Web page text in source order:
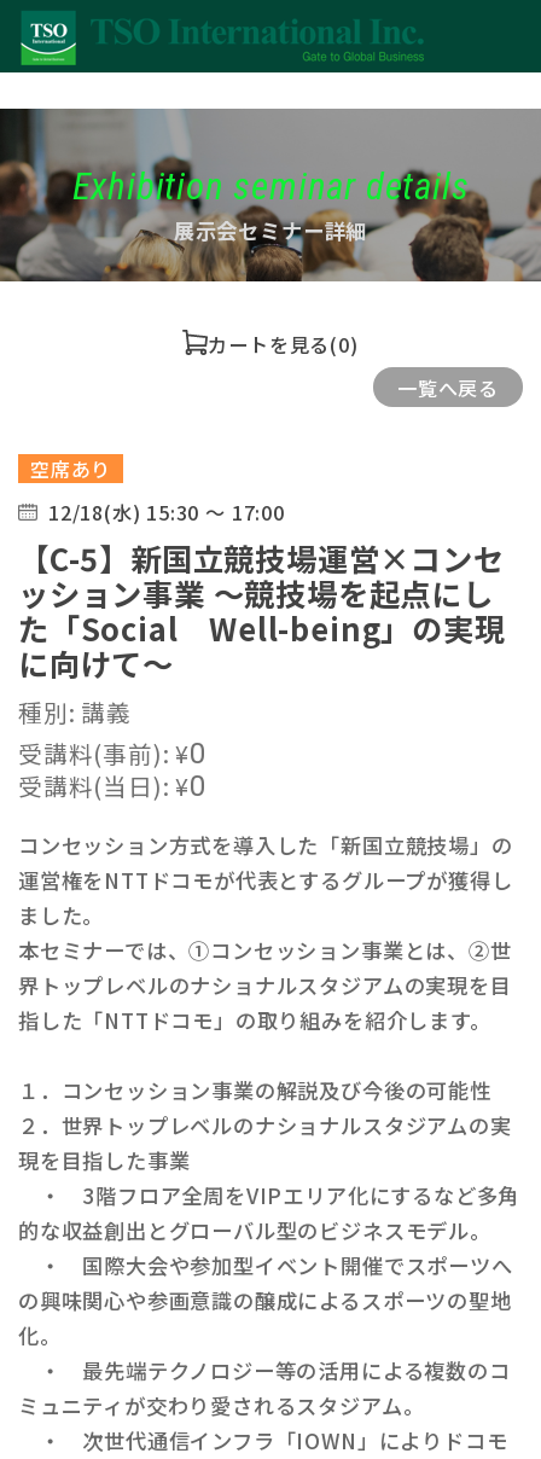
Exhibition seminar details
展示会セミナー詳細
カートを見る(0)
一覧へ戻る
空席あり
12/18(水) 15:30 ～ 17:00
【C-5】新国立競技場運営×コンセ
ッション事業 ～競技場を起点にし
た「Social Well-being」の実現
に向けて～
種別: 講義
受講料(事前):¥0
受講料(当日):¥0
コンセッション方式を導入した「新国立競技場」の
運営権をNTTドコモが代表とするグループが獲得し
ました。
本セミナーでは、①コンセッション事業とは、②世
界トップレベルのナショナルスタジアムの実現を目
指した「NTTドコモ」の取り組みを紹介します。
１．コンセッション事業の解説及び今後の可能性
２．世界トップレベルのナショナルスタジアムの実
現を目指した事業
・ 3階フロア全周をVIPエリア化にするなど多角
的な収益創出とグローバル型のビジネスモデル。
・ 国際大会や参加型イベント開催でスポーツへ
の興味関心や参画意識の醸成によるスポーツの聖地
化。
・ 最先端テクノロジー等の活用による複数のコ
ミュニティが交わり愛されるスタジアム。
・ 次世代通信インフラ「IOWN」によりドコモ